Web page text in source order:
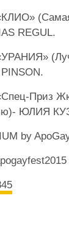
REGUL.
Приз
ЮЛИЯ
by